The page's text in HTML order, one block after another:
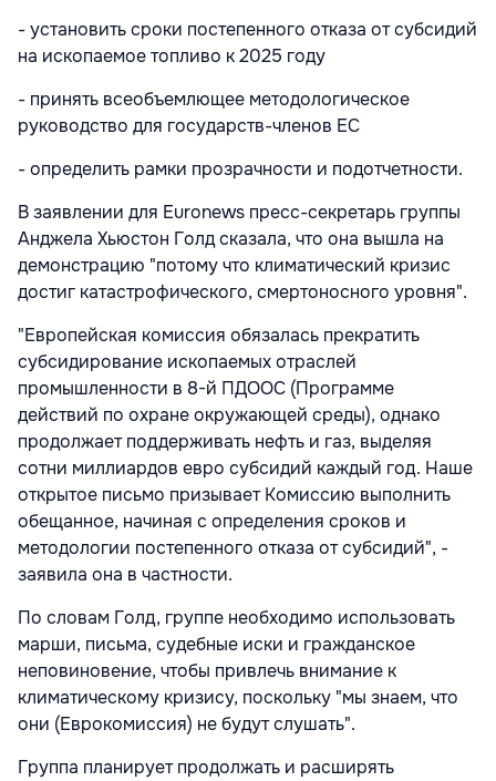
- установить сроки постепенного отказа от субсидий
на ископаемое топливо к 2025 году
- принять всеобъемлющее методологическое
руководство для государств-членов ЕС
- определить рамки прозрачности и подотчетности.
В заявлении для Euronews пресс-секретарь группы
Анджела Хьюстон Голд сказала, что она вышла на
демонстрацию "потому что климатический кризис
достиг катастрофического, смертоносного уровня".
"Европейская комиссия обязалась прекратить
субсидирование ископаемых отраслей
промышленности в 8-й ПДООС (Программе
действий по охране окружающей среды), однако
продолжает поддерживать нефть и газ, выделяя
сотни миллиардов евро субсидий каждый год. Наше
открытое письмо призывает Комиссию выполнить
обещанное, начиная с определения сроков и
методологии постепенного отказа от субсидий", -
заявила она в частности.
По словам Голд, группе необходимо использовать
марши, письма, судебные иски и гражданское
неповиновение, чтобы привлечь внимание к
климатическому кризису, поскольку "мы знаем, что
они (Еврокомиссия) не будут слушать".
Группа планирует продолжать и расширять